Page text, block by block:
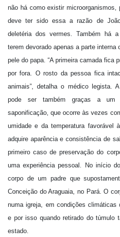
não há como existir microorganismos,
deve ter sido essa a razão de
deletéria dos vermes. Também há
terem devorado apenas a parte interna
pele do papa. “A primeira camada fica
por fora. O rosto da pessoa fica
animais”, detalha o médico legista.
pode ser também graças a um
saponificação, que ocorre às vezes
umidade e da temperatura favorável
adquire aparência e consistência de
primeiro caso de preservação do
uma experiência pessoal. No início
corpo de um padre que
Conceição do Araguaia, no Pará. O
numa igreja, em condições climáticas
e por isso quando retirado do túmulo
estado.